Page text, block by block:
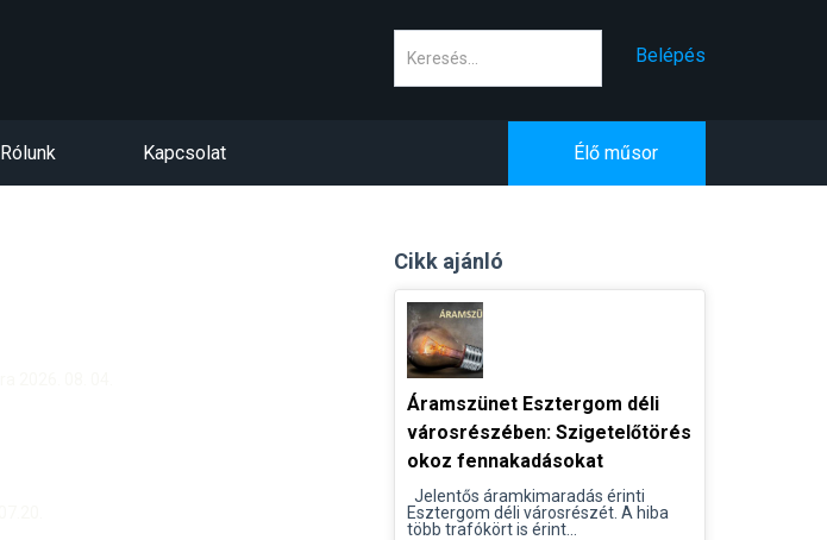
Belépés
Rólunk Kapcsolat Élő műsor
Cikk ajánló
Áramszünet Esztergom déli
városrészében: Szigetelőtörés
okoz fennakadásokat
Jelentős áramkimaradás érinti
Esztergom déli városrészét. A hiba
több trafókört is érint...